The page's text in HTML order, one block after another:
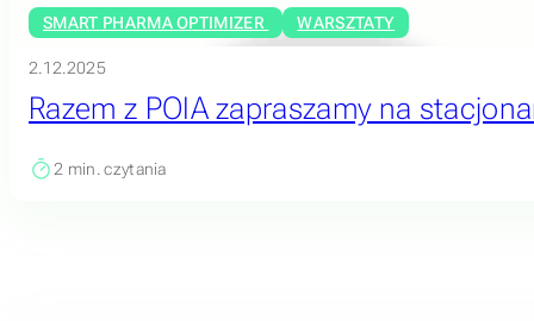
SMART PHARMA OPTIMIZER WARSZTATY
2.12.2025
Razem z POIA zapraszamy na
2 min. czytania